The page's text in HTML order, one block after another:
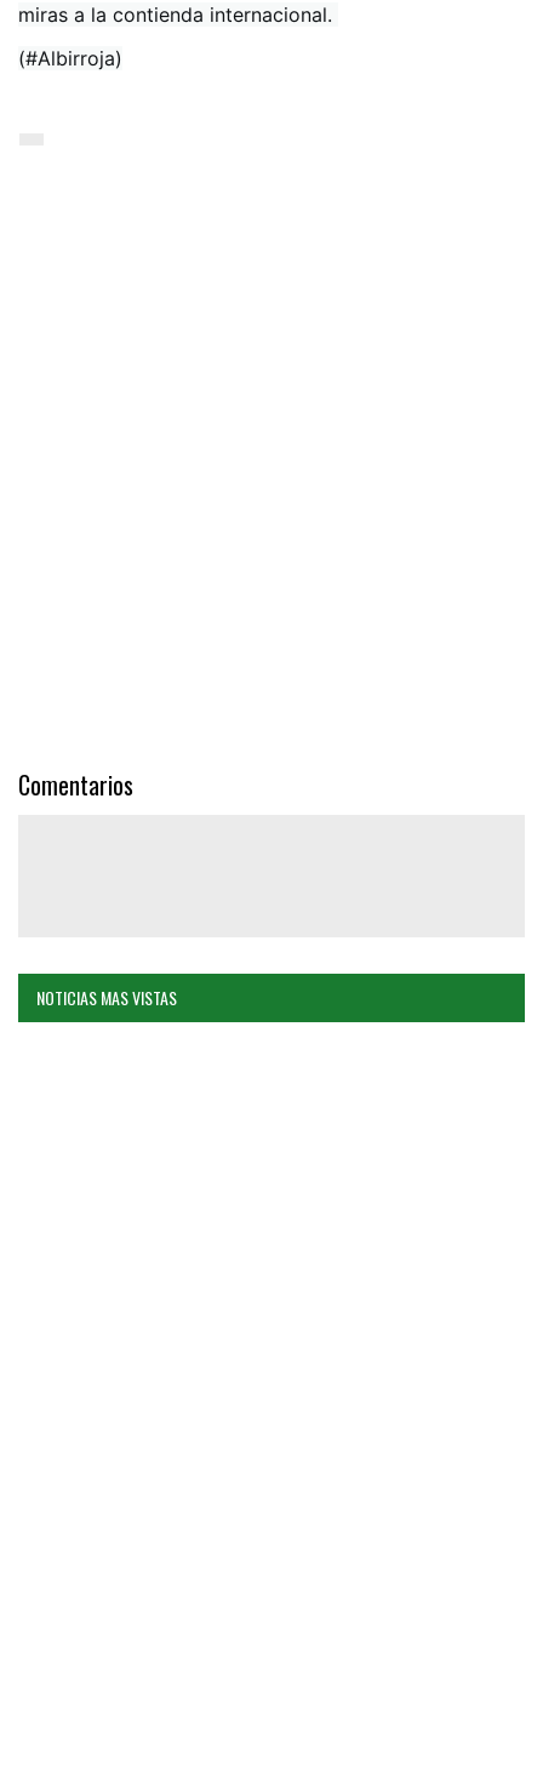
miras a la contienda internacional.
(#Albirroja)
Comentarios
NOTICIAS MAS VISTAS